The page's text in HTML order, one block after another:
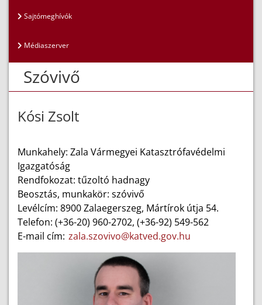
Sajtómeghívók
Médiaszerver
Szóvivő
Kósi Zsolt
Munkahely: Zala Vármegyei Katasztrófavédelmi
Igazgatóság
Rendfokozat: tűzoltó hadnagy
Beosztás, munkakör: szóvivő
Levélcím: 8900 Zalaegerszeg, Mártírok útja 54.
Telefon: (+36-20) 960-2702, (+36-92) 549-562
E-mail cím: zala.szovivo@katved.gov.hu